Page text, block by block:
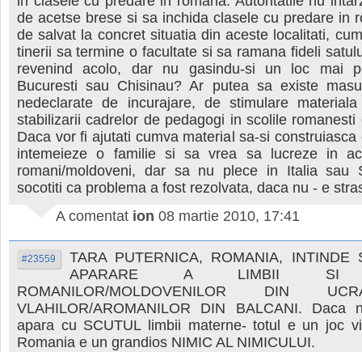
de acetse brese si sa inchida clasele cu predare in
de salvat la concret situatia din aceste localitati,
tinerii sa termine o facultate si sa ramana fideli
revenind acolo, dar nu gasindu-si un loc mai
Bucuresti sau Chisinau? Ar putea sa existe
nedeclarate de incurajare, de stimulare
stabilizarii cadrelor de pedagogi in scolile romanesti
Daca vor fi ajutati cumva material sa-si construiasca
intemeieze o familie si sa vrea sa lucreze in
romani/moldoveni, dar sa nu plece in Italia sau
socotiti ca problema a fost rezolvata, daca nu - e
A comentat ion 08 martie 2010, 17:41
#23559
TARA PUTERNICA, ROMANIA, INTINDE
APARARE A LIMBII SI
ROMANILOR/MOLDOVENILOR DIN
VLAHILOR/AROMANILOR DIN BALCANI. Daca
apara cu SCUTUL limbii materne- totul e un joc
Romania e un grandios NIMIC AL NIMICULUI.